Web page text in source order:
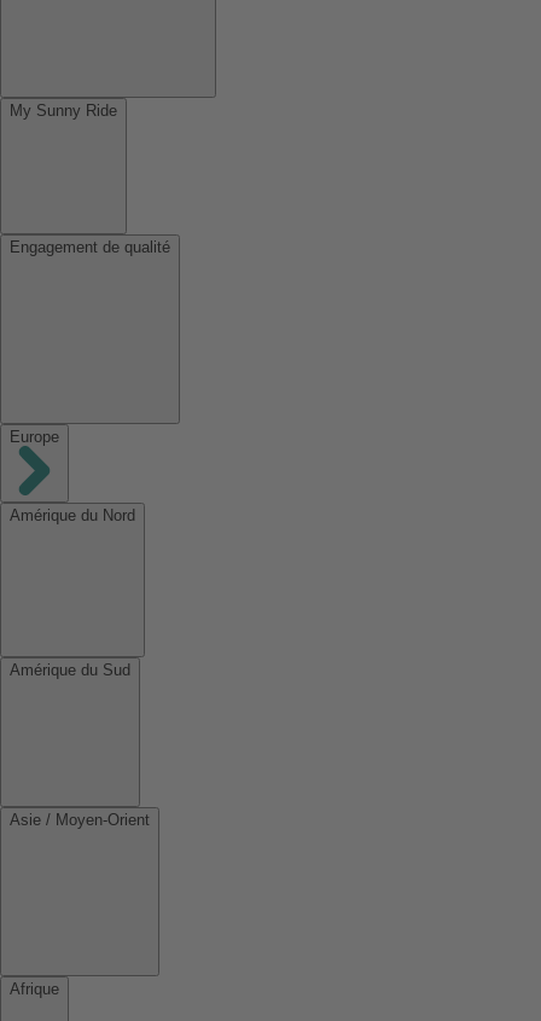
My Sunny Ride
Engagement de qualité
Europe
Amérique du Nord
Amérique du Sud
Asie / Moyen-Orient
Afrique